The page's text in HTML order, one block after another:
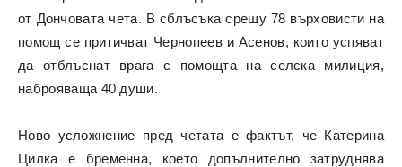
от Дончовата чета. В сблъсъка срещу 78 върховисти на
помощ се притичват Чернопеев и Асенов, които успяват
да отблъснат врага с помощта на селска милиция,
наброяваща 40 души.
Ново усложнение пред четата е фактът, че Катерина
Цилка е бременна, което допълнително затруднява